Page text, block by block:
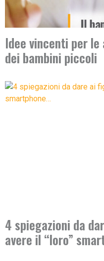
Idee vincenti per
dei bambini piccoli
4 spiegazioni da
avere il “loro”